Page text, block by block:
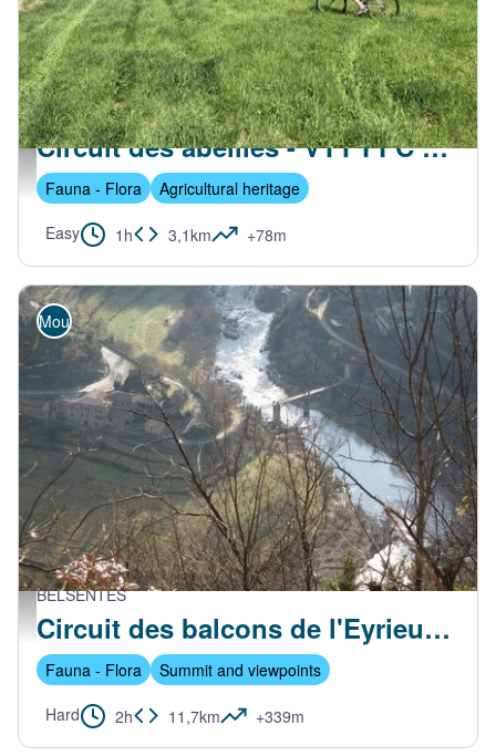
Prairie de Mariac - Ardèche Hautes Vallées
ACCONS
Circuit des abeilles - VTT FFC N°1 Vert
Fauna - Flora
Agricultural heritage
Easy
1h 3,1km +78m
Mountain Bike
BELSENTES
Circuit des balcons de l'Eyrieux - VTT FFC N°21 Rouge
Fauna - Flora
Summit and viewpoints
Hard
2h 11,7km +339m